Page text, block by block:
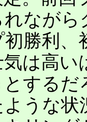
れなが
勝利、
は高い
する
ような